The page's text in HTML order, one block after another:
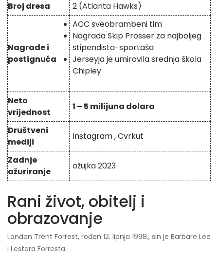
Broj dresa 2 (Atlanta Hawks)
Nagrade i
postignuća
ACC sveobrambeni tim
Nagrada Skip Prosser za najboljeg
stipendista-sportaša
Jerseyja je umirovila srednja škola
Chipley
Neto
vrijednost
1 – 5 milijuna dolara
Društveni
mediji
Instagram,Cvrkut
Zadnje
ažuriranje
ožujka 2023
Rani život, obitelj i
obrazovanje
Landon Trent Forrest, rođen 12. lipnja 1998., sin je Barbare Lee
i Lestera Forresta.